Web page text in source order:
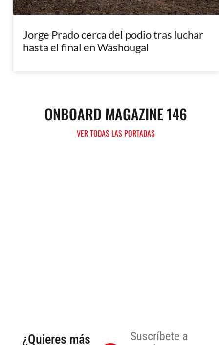
Jorge Prado cerca del podio tras luchar
hasta el final en Washougal
ONBOARD MAGAZINE 146
VER TODAS LAS PORTADAS
¿Quieres más
Suscríbete a